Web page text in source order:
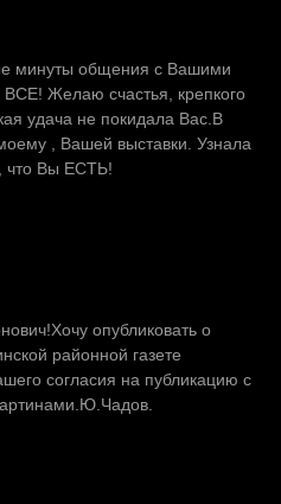
минуты общения с Вашими
Желаю счастья, крепкого
удача не покидала Вас.В
, Вашей выставки. Узнала
что Вы ЕСТЬ!
опубликовать о
районной газете
согласия на публикацию с